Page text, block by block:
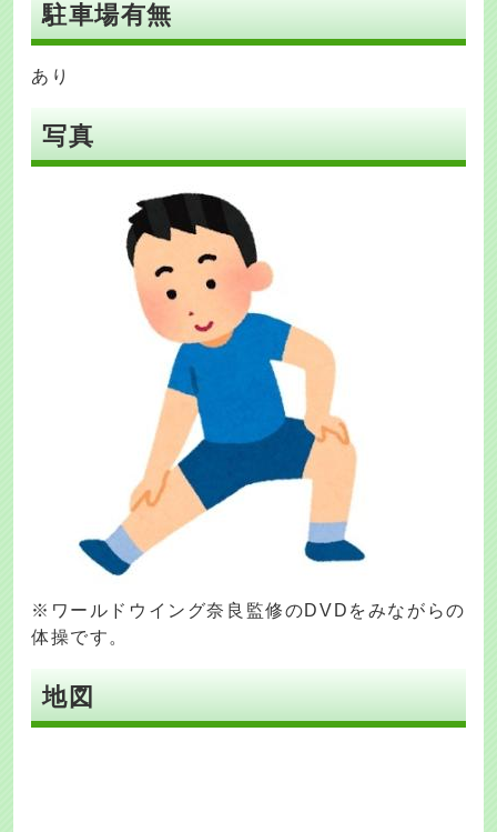
駐車場有無
あり
写真
※ワールドウイング奈良監修のDVDをみながらの
体操です。
地図